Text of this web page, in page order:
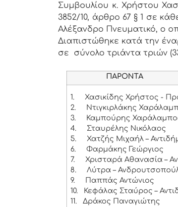
Συμβουλίου κ. Χρήστου
3852/10, άρθρο 67 § 1 σε
Αλέξανδρο Πνευματικό, ο
Διαπιστώθηκε κατά την
σε σύνολο τριάντα τριών
ΠΑΡΟΝΤΑ
1.
Χασικίδης Χρήστος -
2.
Ντιγκιρλάκης
3.
Καμπούρης
4.
Σταυρέλης Νικόλαος
5.
Χατζής Μιχαήλ –
6.
Φαρμάκης Γεώργιος
7.
Χρισταρά Αθανασία –
8.
Λύτρα –
9.
Παππάς Αντώνιος
10.
Κεφάλας Σταύρος –
11.
Δράκος Παναγιώτης